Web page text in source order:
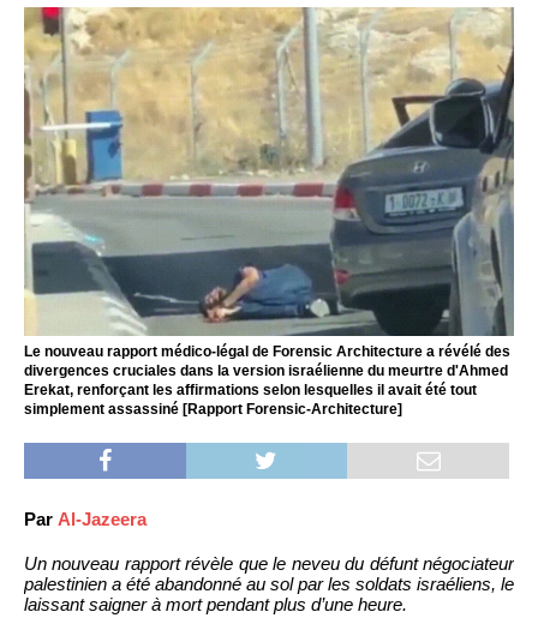
Le nouveau rapport médico-légal de Forensic Architecture a révélé des
divergences cruciales dans la version israélienne du meurtre d'Ahmed
Erekat, renforçant les affirmations selon lesquelles il avait été tout
simplement assassiné [Rapport Forensic-Architecture]
Par Al-Jazeera
Un nouveau rapport révèle que le neveu du défunt négociateur
palestinien a été abandonné au sol par les soldats israéliens, le
laissant saigner à mort pendant plus d’une heure.